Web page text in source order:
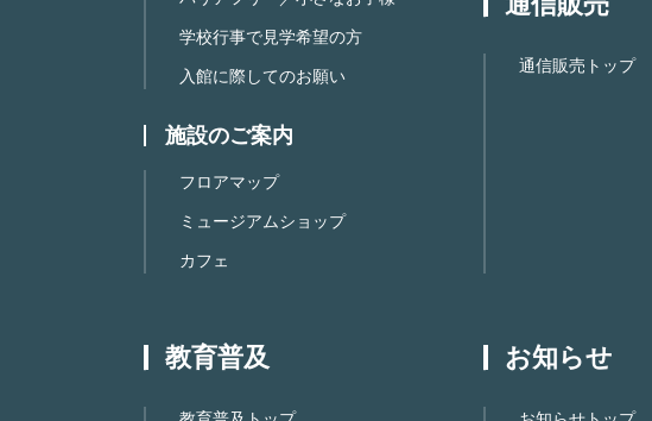
学校行事で見学希望の方
入館に際してのお願い
施設のご案内
フロアマップ
ミュージアムショップ
カフェ
通信販売トップ
教育普及 お知らせ